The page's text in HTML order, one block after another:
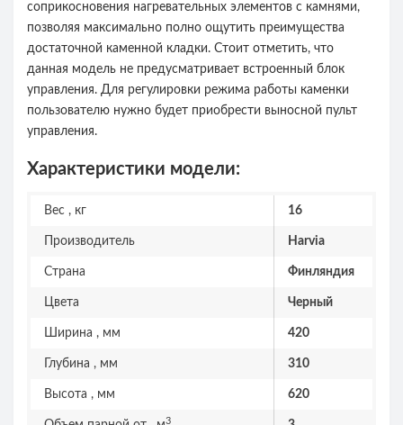
соприкосновения нагревательных элементов с камнями,
позволяя максимально полно ощутить преимущества
достаточной каменной кладки. Стоит отметить, что
данная модель не предусматривает встроенный блок
управления. Для регулировки режима работы каменки
пользователю нужно будет приобрести выносной пульт
управления.
Характеристики модели:
Вес , кг 16
Производитель Harvia
Страна Финляндия
Цвета Черный
Ширина , мм 420
Глубина , мм 310
Высота , мм 620
3